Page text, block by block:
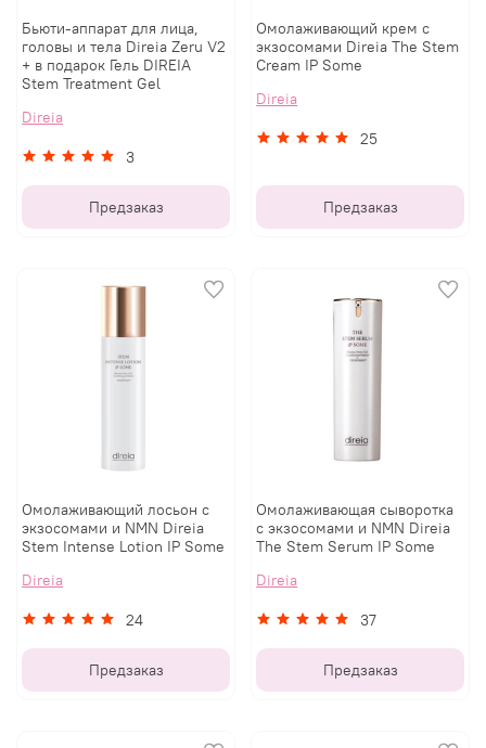
Бьюти-аппарат для лица,
головы и тела Direia Zeru V2
+ в подарок Гель DIREIA
Stem Treatment Gel
Direia
3
Предзаказ
Омолаживающий крем с
экзосомами Direia The Stem
Cream IP Some
Direia
25
Предзаказ
Омолаживающий лосьон с
экзосомами и NMN Direia
Stem Intense Lotion IP Some
Direia
24
Предзаказ
Омолаживающая сыворотка
с экзосомами и NMN Direia
The Stem Serum IP Some
Direia
37
Предзаказ